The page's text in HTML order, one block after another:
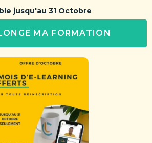
jusqu'au 31 Octobre
MA FORMATION